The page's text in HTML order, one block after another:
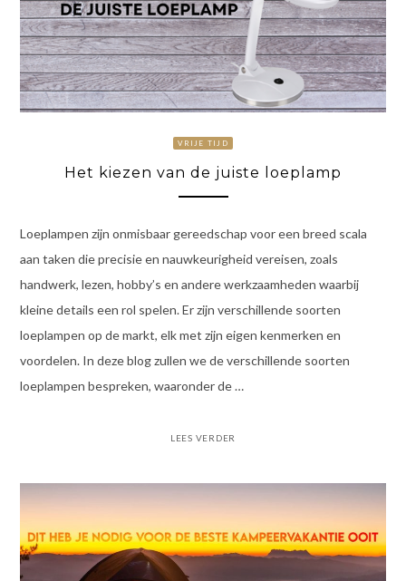
VRIJE TIJD
Het kiezen van de juiste loeplamp
Loeplampen zijn onmisbaar gereedschap voor een breed scala
aan taken die precisie en nauwkeurigheid vereisen, zoals
handwerk, lezen, hobby’s en andere werkzaamheden waarbij
kleine details een rol spelen. Er zijn verschillende soorten
loeplampen op de markt, elk met zijn eigen kenmerken en
voordelen. In deze blog zullen we de verschillende soorten
loeplampen bespreken, waaronder de …
LEES VERDER